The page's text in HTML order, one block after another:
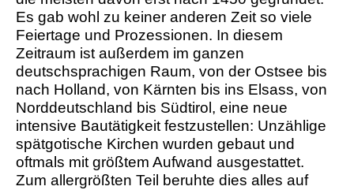
Es gab wohl zu keiner anderen Zeit so viele
Feiertage und Prozessionen. In diesem
Zeitraum ist außerdem im ganzen
deutschsprachigen Raum, von der Ostsee bis
nach Holland, von Kärnten bis ins Elsass, von
Norddeutschland bis Südtirol, eine neue
intensive Bautätigkeit festzustellen: Unzählige
spätgotische Kirchen wurden gebaut und
oftmals mit größtem Aufwand ausgestattet.
Zum allergrößten Teil beruhte dies alles auf